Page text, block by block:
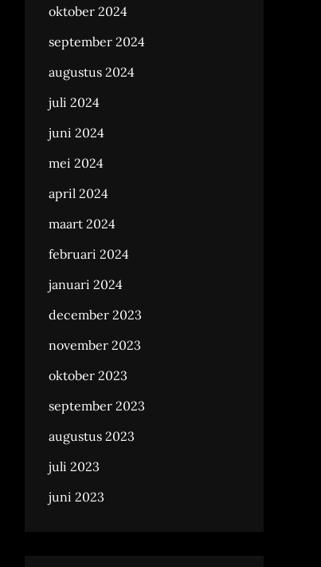
oktober 2024
september 2024
augustus 2024
juli 2024
juni 2024
mei 2024
april 2024
maart 2024
februari 2024
januari 2024
december 2023
november 2023
oktober 2023
september 2023
augustus 2023
juli 2023
juni 2023